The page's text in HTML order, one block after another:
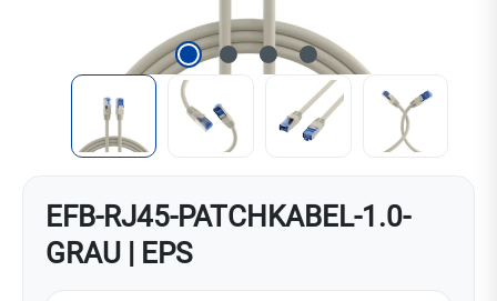
EFB-RJ45-PATCHKABEL-1.0-
GRAU | EPS